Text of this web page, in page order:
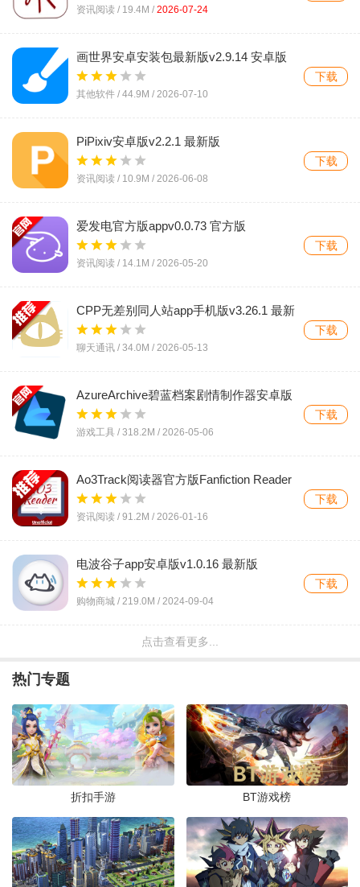
资讯阅读 / 19.4M / 2026-07-24
画世界安卓安装包最新版v2.9.14 安卓版
其他软件 / 44.9M / 2026-07-10
下载
PiPixiv安卓版v2.2.1 最新版
资讯阅读 / 10.9M / 2026-06-08
下载
爱发电官方版appv0.0.73 官方版
资讯阅读 / 14.1M / 2026-05-20
下载
CPP无差别同人站app手机版v3.26.1 最新
版
聊天通讯 / 34.0M / 2026-05-13
下载
AzureArchive碧蓝档案剧情制作器安卓版
appv0.7.9.2 最新版
游戏工具 / 318.2M / 2026-05-06
下载
Ao3Track阅读器官方版Fanfiction Reader
for AO3v1.3.1 最新版
资讯阅读 / 91.2M / 2026-01-16
下载
电波谷子app安卓版v1.0.16 最新版
购物商城 / 219.0M / 2024-09-04
下载
PixShaft官方最新版v3.4.1 最新版
acgp插画网app官方版v211 最新版
其他软件 /16.4M/2024-03-20
下载
平行大陆平台app手机版v1.0.7 安卓版
资讯阅读 /28.5M/2021-11-08
下载
点击查看更多...
热门专题
折扣手游 BT游戏榜